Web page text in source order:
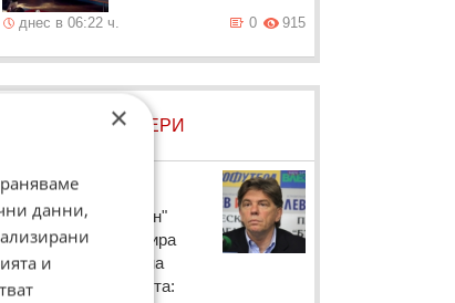
днес в 06:22 ч. 915
0
ЛОВЦИ НА БИСЕРИ
Наджи Шенсой
Треньорът на "Пирин"
Благоеврад коментира
лошите резултати на
отбора си до момента:
×
данни,
и